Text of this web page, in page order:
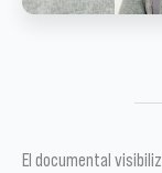
El documental